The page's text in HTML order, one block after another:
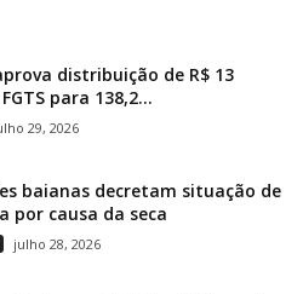
distribuição de R$ 13
para 138,2...
29, 2026
baianas decretam situação de
por causa da seca
julho 28, 2026